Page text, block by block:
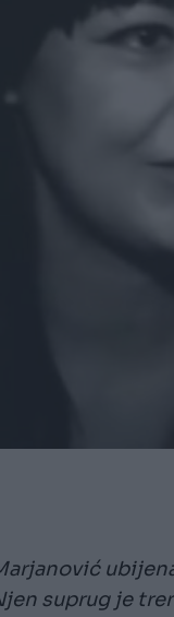
suprug je